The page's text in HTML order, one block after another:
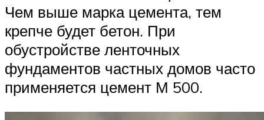
Чем выше марка цемента, тем
крепче будет бетон. При
обустройстве ленточных
фундаментов частных домов часто
применяется цемент М 500.